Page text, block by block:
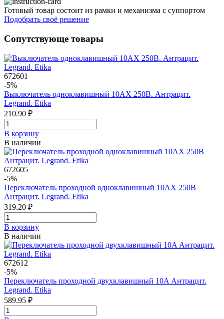
Готовый товар состоит из рамки и механизма с суппортом
Подобрать своё решение
Сопутствующе товары
672601
-5%
Выключатель одноклавишный 10AX 250В. Антрацит.
Legrand. Etika
210.90 ₽
В корзинy
В наличии
672605
-5%
Переключатель проходной одноклавишный 10AХ 250В
Антрацит. Legrand. Etika
319.20 ₽
В корзинy
В наличии
672612
-5%
Переключатель проходной двухклавишный 10A Антрацит.
Legrand. Etika
589.95 ₽